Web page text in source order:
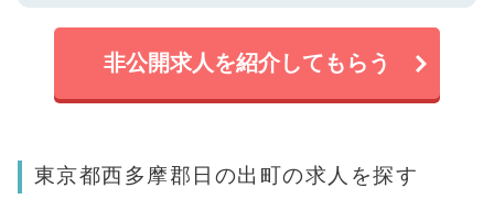
非公開求人を紹介してもらう
東京都西多摩郡日の出町の求人を探す